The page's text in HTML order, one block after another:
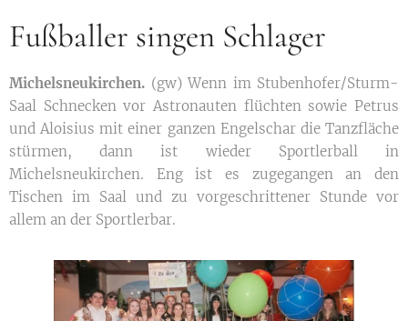
Fußballer singen Schlager
Michelsneukirchen. (gw) Wenn im Stubenhofer/Sturm-
Saal Schnecken vor Astronauten flüchten sowie Petrus
und Aloisius mit einer ganzen Engelschar die Tanzfläche
stürmen, dann ist wieder Sportlerball in
Michelsneukirchen. Eng ist es zugegangen an den
Tischen im Saal und zu vorgeschrittener Stunde vor
allem an der Sportlerbar.